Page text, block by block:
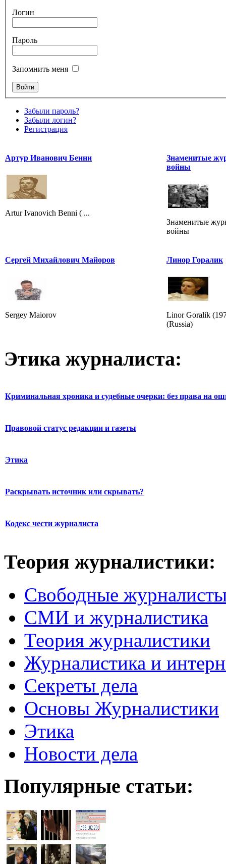
Логин
Пароль
Запомнить меня
Забыли пароль?
Забыли логин?
Регистрация
Артур Иванович Бенни
Artur Ivanovich Benni ( ...
Знаменитые
войны
Знаменитые
войны
Сергей Михайлович Майоров
Sergey Maiorov
Линор Горалик
Linor Goralik
(Russia)
Этика журналиста:
Криминальная хроника и судебные очерки: без права на
Правовой статус редакции и газеты
Этика
Раскрывать источник или скрывать?
Кодекс чести журналиста
Теория журналистики:
Свободные
СМИ и журналистика
Теория журналистики
Журналистика и
Секреты дела
Основы Журналистики
Этика
Новости дела
Популярные статьи: